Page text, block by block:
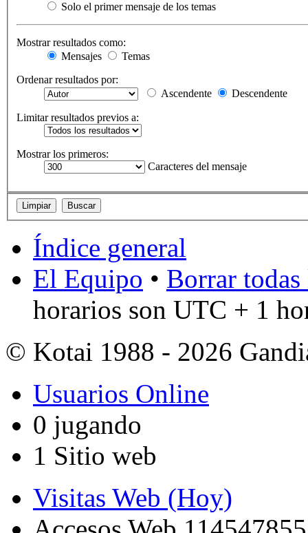
Solo el primer mensaje de los temas
Mostrar resultados como:
Mensajes
Temas
Ordenar resultados por:
Ascendente
Descendente
Limitar resultados previos a:
Mostrar los primeros:
Caracteres del mensaje
Índice general
El Equipo • Borrar
horarios son UTC + 1
© Kotai 1988 - 2026
Usuarios Online
0 jugando
1 Sitio web
Visitas Web (Hoy)